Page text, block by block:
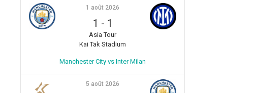
1 août 2026
1 - 1
Asia Tour
Kai Tak Stadium
Manchester City vs Inter Milan
5 août 2026